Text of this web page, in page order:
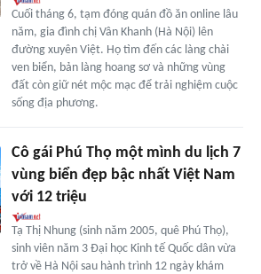
Cuối tháng 6, tạm đóng quán đồ ăn online lâu
năm, gia đình chị Vân Khanh (Hà Nội) lên
đường xuyên Việt. Họ tìm đến các làng chài
ven biển, bản làng hoang sơ và những vùng
đất còn giữ nét mộc mạc để trải nghiệm cuộc
sống địa phương.
Cô gái Phú Thọ một mình du lịch 7
vùng biển đẹp bậc nhất Việt Nam
với 12 triệu
Tạ Thị Nhung (sinh năm 2005, quê Phú Thọ),
sinh viên năm 3 Đại học Kinh tế Quốc dân vừa
trở về Hà Nội sau hành trình 12 ngày khám